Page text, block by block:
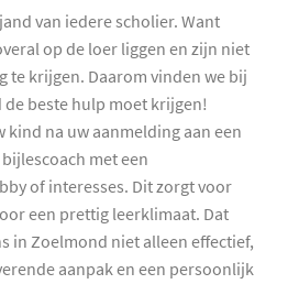
van iedere scholier. Want
op de loer liggen en zijn niet
te krijgen. Daarom vinden we bij
beste hulp moet krijgen!
kind na uw aanmelding aan een
met een
of interesses. Dit zorgt voor
een prettig leerklimaat. Dat
in Zoelmond niet alleen effectief,
aanpak en een persoonlijk